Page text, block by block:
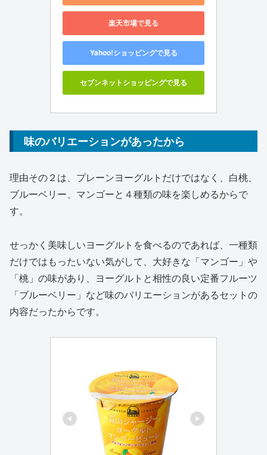
楽天市場で見る
Yahoo!ショッピングで見る
セブンネットショッピングで見る
味のバリエーションがあったから
理由その２は、プレーンヨーグルトだけではなく、白桃、
ブルーベリー、マンゴーと４種類の味を楽しめるからで
す。
せっかく美味しいヨーグルトを食べるのであれば、一種類
だけではもったいない気がして、大好きな「マンゴー」や
「桃」の味があり、ヨーグルトと相性の良い定番フルーツ
「ブルーベリー」など味のバリエーションがあるセットの
内容だったからです。